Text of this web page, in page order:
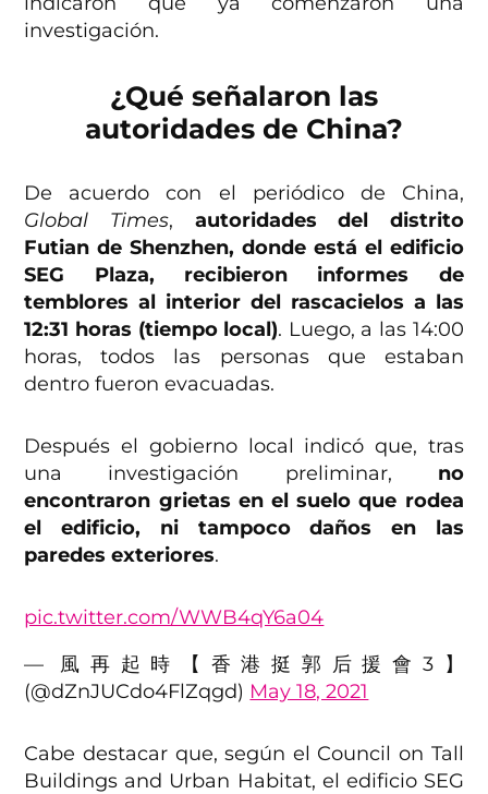
investigación.
¿Qué señalaron las
autoridades de China?
De acuerdo con el periódico de China,
Global Times, autoridades del distrito
Futian de Shenzhen, donde está el edificio
SEG Plaza, recibieron informes de
temblores al interior del rascacielos a las
12:31 horas (tiempo local). Luego, a las 14:00
horas, todos las personas que estaban
dentro fueron evacuadas.
Después el gobierno local indicó que, tras
una investigación preliminar, no
encontraron grietas en el suelo que rodea
el edificio, ni tampoco daños en las
paredes exteriores.
pic.twitter.com/WWB4qY6a04
— 風再起時【香港挺郭后援會3】
(@dZnJUCdo4FlZqgd) May 18, 2021
Cabe destacar que, según el Council on Tall
Buildings and Urban Habitat, el edificio SEG